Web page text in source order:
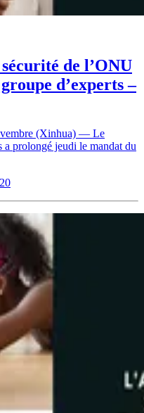
de l’ONU
d’experts –
(Xinhua) — Le
a prolongé jeudi le mandat du